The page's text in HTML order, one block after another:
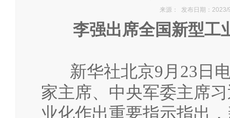
来源： 发布日期：
李强出席全国新型工
新华社北京9月23日
家主席、中央军委主席
业化作出重要指示指出